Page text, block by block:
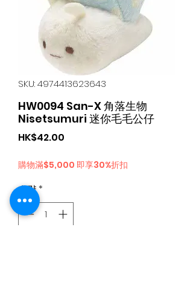
SKU: 4974413623643
HW0094 San-X 角落生物
Nisetsumuri 迷你毛毛公仔
HK$42.00
購物滿$5,000 即享30%折扣
수량*